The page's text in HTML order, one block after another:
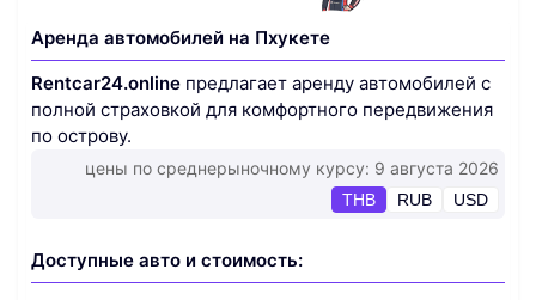
Аренда автомобилей на Пхукете
Rentcar24.online предлагает аренду автомобилей с
полной страховкой для комфортного передвижения
по острову.
цены по среднерыночному курсу: 9 августа 2026
THB RUB USD
Доступные авто и стоимость: